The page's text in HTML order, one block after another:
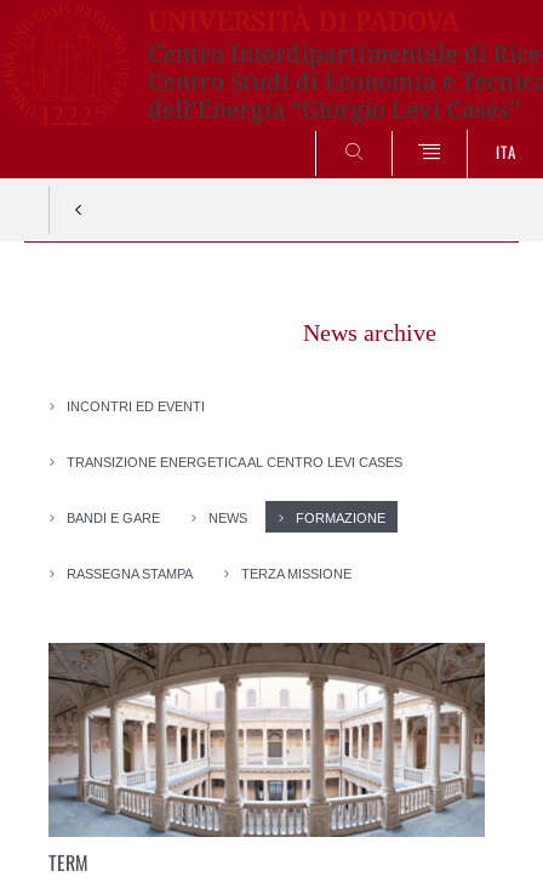
SEARCH
ITA
News archive
INCONTRI ED EVENTI
TRANSIZIONE ENERGETICA AL CENTRO LEVI CASES
BANDI E GARE NEWS FORMAZIONE
RASSEGNA STAMPA TERZA MISSIONE
TERM